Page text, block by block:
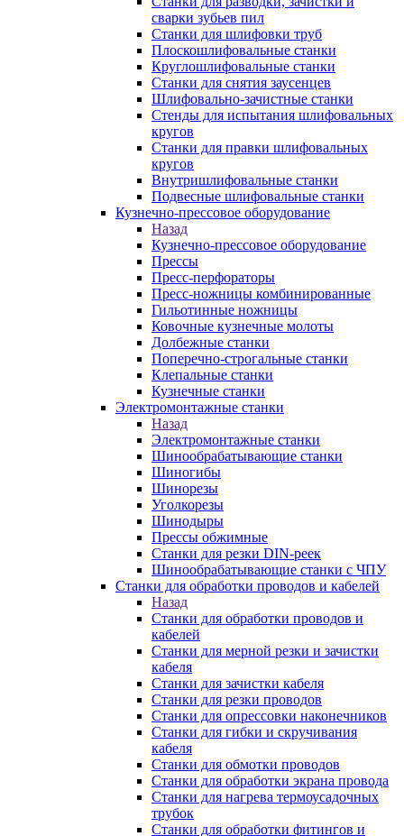
сварки зубьев пил
Станки для шлифовки труб
Плоскошлифовальные станки
Круглошлифовальные станки
Станки для снятия заусенцев
Шлифовально-зачистные станки
Стенды для испытания шлифовальных
кругов
Станки для правки шлифовальных
кругов
Внутришлифовальные станки
Подвесные шлифовальные станки
Кузнечно-прессовое оборудование
Назад
Кузнечно-прессовое оборудование
Прессы
Пресс-перфораторы
Пресс-ножницы комбинированные
Гильотинные ножницы
Ковочные кузнечные молоты
Долбежные станки
Поперечно-строгальные станки
Клепальные станки
Кузнечные станки
Электромонтажные станки
Назад
Электромонтажные станки
Шинообрабатывающие станки
Шиногибы
Шинорезы
Уголкорезы
Шинодыры
Прессы обжимные
Станки для резки DIN-реек
Шинообрабатывающие станки с ЧПУ
Станки для обработки проводов и кабелей
Назад
Станки для обработки проводов и
кабелей
Станки для мерной резки и зачистки
кабеля
Станки для зачистки кабеля
Станки для резки проводов
Станки для опрессовки наконечников
Станки для гибки и скручивания
кабеля
Станки для обмотки проводов
Станки для обработки экрана провода
Станки для нагрева термоусадочных
трубок
Станки для обработки фитингов и